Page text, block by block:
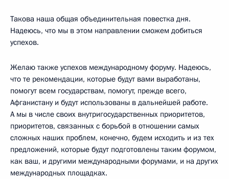
Такова наша общая объединительная повестка дня.
Надеюсь, что мы в этом направлении сможем добиться
успехов.
Желаю также успехов международному форуму. Надеюсь,
что те рекомендации, которые будут вами выработаны,
помогут всем государствам, помогут, прежде всего,
Афганистану и будут использованы в дальнейшей работе.
А мы в числе своих внутригосударственных приоритетов,
приоритетов, связанных с борьбой в отношении самых
сложных наших проблем, конечно, будем исходить и из тех
предложений, которые будут подготовлены таким форумом,
как ваш, и другими международными форумами, и на других
международных площадках.